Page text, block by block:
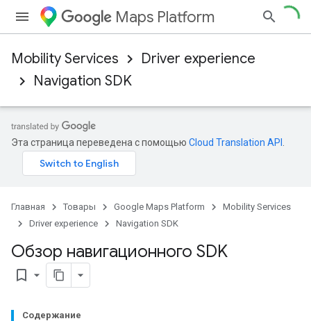
Maps Platform
Mobility Services
Driver experience
Navigation SDK
Эта страница переведена с помощью Cloud Translation API
Главная Товары Google Maps Platform
Mobility Services
Driver experience
Navigation SDK
Обзор навигационного SDK
bookmark_border
Содержание